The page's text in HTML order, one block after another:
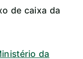
de caixa da
da